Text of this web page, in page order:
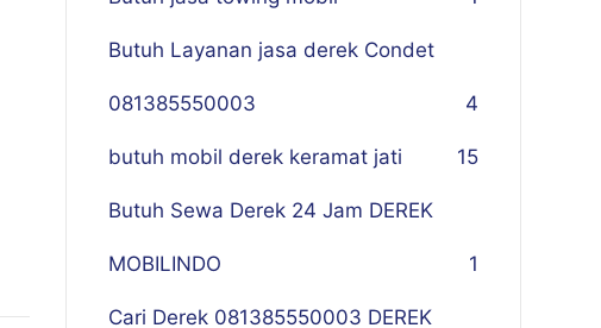
Butuh Layanan jasa derek Condet
081385550003 4
butuh mobil derek keramat jati 15
Butuh Sewa Derek 24 Jam DEREK
MOBILINDO 1
Cari Derek 081385550003 DEREK